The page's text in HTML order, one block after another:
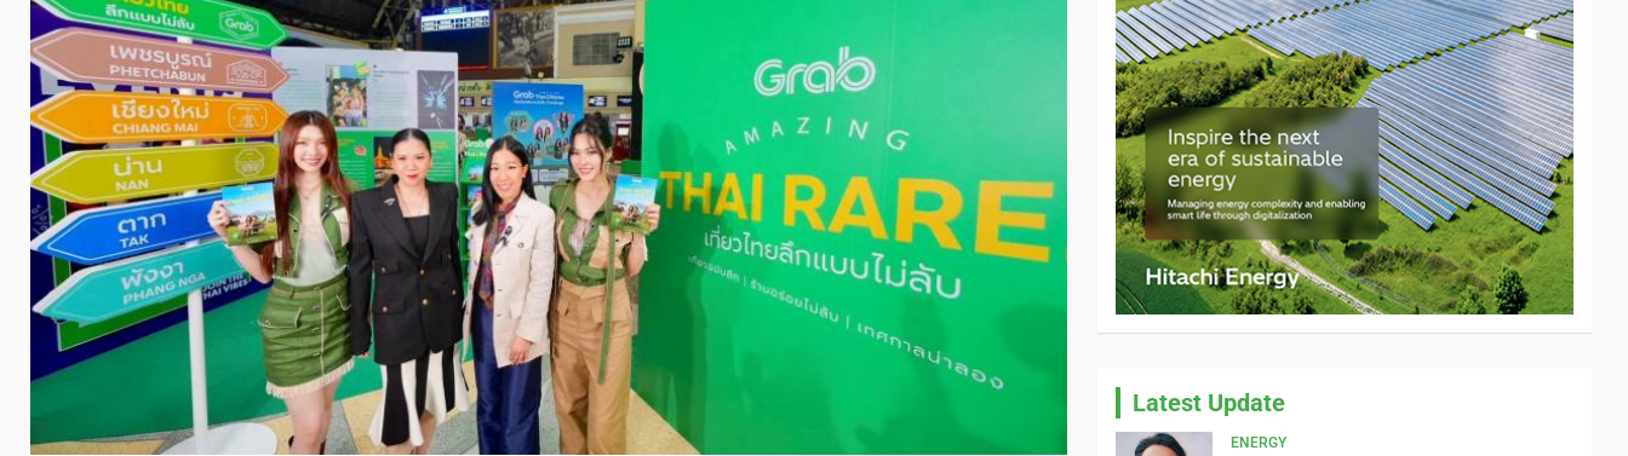
Latest Update
ENERGY